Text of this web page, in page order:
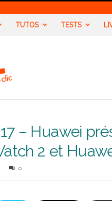
TUTOS TESTS
– Huawei
2 et
0